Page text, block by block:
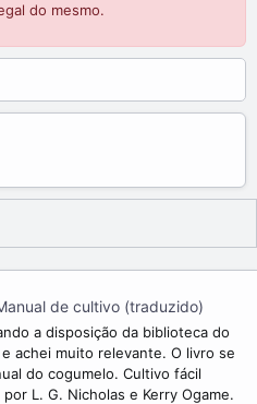
do mesmo.
de cultivo (traduzido)
a disposição da biblioteca do
achei muito relevante. O livro se
do cogumelo. Cultivo fácil
L. G. Nicholas e Kerry Ogame.